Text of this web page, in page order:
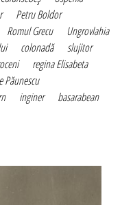
Petru Boldor
Romul Grecu
Ungrovlahia
colonadă
slujitor
regina Elisabeta
Păunescu
inginer
basarabean